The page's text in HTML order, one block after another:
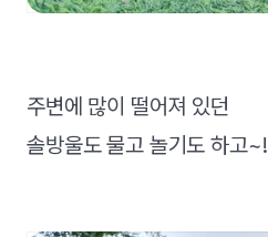
주변에 많이 떨어져 있던
솔방울도 물고 놀기도 하고~!